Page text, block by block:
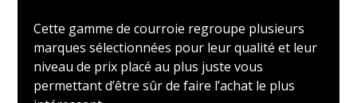
Cette gamme de courroie regroupe plusieurs
marques sélectionnées pour leur qualité et leur
niveau de prix placé au plus juste vous
permettant d’être sûr de faire l’achat le plus